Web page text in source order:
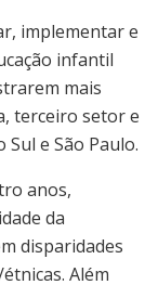
implementar e
infantil
mais
terceiro setor e
e São Paulo.
anos,
da
disparidades
Além